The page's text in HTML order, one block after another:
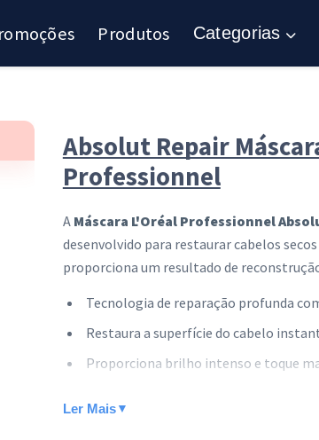
Produtos Categorias
Absolut Repair
Professionnel
A Máscara L'Oréal Professionnel
desenvolvido para restaurar cabelos
proporciona um resultado de
Tecnologia de reparação profunda
Restaura a superfície do cabelo
Proporciona brilho intenso e toque
Ler Mais▼